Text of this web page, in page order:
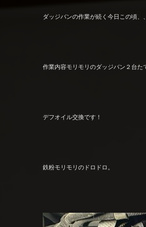
ダッジバンの作業が続く今日この頃、
作業内容モリモリのダッジバン２台た
デフオイル交換です！
鉄粉モリモリのドロドロ。